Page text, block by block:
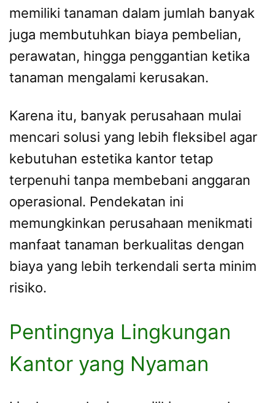
memiliki tanaman dalam jumlah banyak
juga membutuhkan biaya pembelian,
perawatan, hingga penggantian ketika
tanaman mengalami kerusakan.
Karena itu, banyak perusahaan mulai
mencari solusi yang lebih fleksibel agar
kebutuhan estetika kantor tetap
terpenuhi tanpa membebani anggaran
operasional. Pendekatan ini
memungkinkan perusahaan menikmati
manfaat tanaman berkualitas dengan
biaya yang lebih terkendali serta minim
risiko.
Pentingnya Lingkungan
Kantor yang Nyaman